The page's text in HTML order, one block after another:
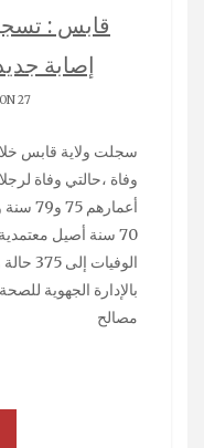
إصابة
ON 27 أبريل، 2021 BY
سجلت ولاية قابس خلال الـ24 ساعة المنقضية 3 حالات
وفاة ،حالتي وفاة
70 سنة أصيل
بالإدارة الجهوية
مصالح